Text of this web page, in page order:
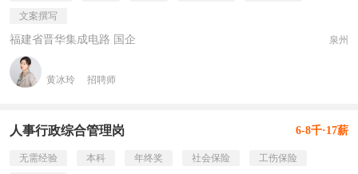
文案撰写
福建省晋华集成电路 国企 泉州
黄冰玲 招聘师
人事行政综合管理岗 6-8千·17薪
无需经验 本科 年终奖 社会保险
工伤保险